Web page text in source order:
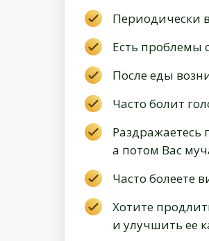
Периодически
Есть проблемы
После еды
Часто болит
Раздражаетесь
а потом Вас
Часто болеете
Хотите
и улучшить ее